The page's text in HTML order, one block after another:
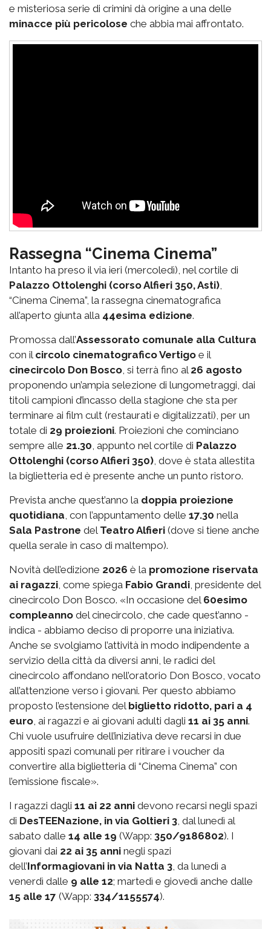
e misteriosa serie di crimini dà origine a una delle
minacce più pericolose che abbia mai affrontato.
Rassegna “Cinema Cinema”
Intanto ha preso il via ieri (mercoledì), nel cortile di
Palazzo Ottolenghi (corso Alfieri 350, Asti)
“Cinema Cinema”, la rassegna cinematografica
all’aperto giunta alla 44esima edizione.
Promossa dall’Assessorato comunale alla Cultura
con il circolo cinematografico Vertigo e il
cinecircolo Don Bosco , si terrà fino al 26 agosto
proponendo un’ampia selezione di lungometraggi, dai
titoli campioni d’incasso della stagione che sta per
terminare ai film cult (restaurati e digitalizzati), per un
totale di 29 proiezioni. Proiezioni che cominciano
sempre alle 21.30 , appunto nel cortile di Palazzo
Ottolenghi (corso Alfieri 350) , dove è stata allestita
la biglietteria ed è presente anche un punto ristoro.
Prevista anche quest’anno la doppia proiezione
quotidiana , con l’appuntamento delle 17.30 nella
Sala Pastrone del Teatro Alfieri (dove si tiene anche
quella serale in caso di maltempo).
Novità dell’edizione 2026 è la promozione riservata
ai ragazzi , come spiega Fabio Grandi , presidente del
cinecircolo Don Bosco. «In occasione del 60esimo
compleanno del cinecircolo, che cade quest’anno -
indica - abbiamo deciso di proporre una iniziativa.
Anche se svolgiamo l’attività in modo indipendente a
servizio della città da diversi anni, le radici del
cinecircolo affondano nell’oratorio Don Bosco, vocato
all’attenzione verso i giovani. Per questo abbiamo
proposto l’estensione del biglietto ridotto, pari a 4
euro , ai ragazzi e ai giovani adulti dagli 11 ai 35 anni.
Chi vuole usufruire dell’iniziativa deve recarsi in due
appositi spazi comunali per ritirare i voucher da
convertire alla biglietteria di “Cinema Cinema” con
l’emissione fiscale».
I ragazzi dagli 11 ai 22 anni devono recarsi negli spazi
di DesTEENazione, in via Goltieri 3 , dal lunedì al
sabato dalle 14 alle 19 (Wapp: 350/9186802). I
giovani dai 22 ai 35 anni negli spazi
dell’Informagiovani in via Natta 3 , da lunedì a
venerdì dalle 9 alle 12; martedì e giovedì anche dalle
15 alle 17 (Wapp: 334/1155574).